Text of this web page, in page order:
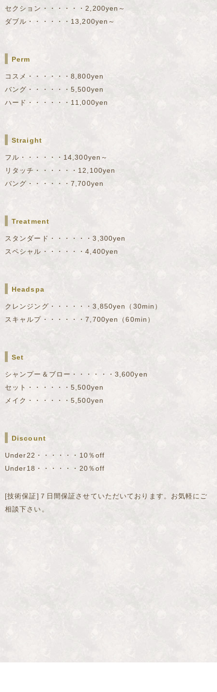
セクション・・・・・・2,200yen～
ダブル・・・・・・13,200yen～
Perm
コスメ・・・・・・8,800yen
バング・・・・・・5,500yen
ハード・・・・・・11,000yen
Straight
フル・・・・・・14,300yen～
リタッチ・・・・・・12,100yen
バング・・・・・・7,700yen
Treatment
スタンダード・・・・・・3,300yen
スペシャル・・・・・・4,400yen
Headspa
クレンジング・・・・・・3,850yen（30min）
スキャルプ・・・・・・7,700yen（60min）
Set
シャンプー＆ブロー・・・・・・3,600yen
セット・・・・・・5,500yen
メイク・・・・・・5,500yen
Discount
Under22・・・・・・10％off
Under18・・・・・・20％off
[技術保証]７日間保証させていただいております。お気軽にご
相談下さい。